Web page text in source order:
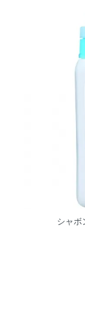
シャボ